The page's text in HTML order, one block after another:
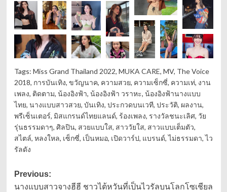
Tags: Miss Grand Thailand 2022, MUKA CARE, MV, The Voice
2018, การบันเทิง, ขวัญนาค, ความสวย, ความเซ็กซี่, ความเท่, งาน
เพลง, ติดตาม, น้องอิงฟ้า, น้องอิงฟ้า วราหะ, น้องอิงฟ้านางแบบ
ไทย, นางแบบสาวสวย, บันเทิง, ประกวดบนเวที, ประวัติ, ผลงาน,
พรีเซ็นเตอร์, มิสแกรนด์ไทยแลนด์, ร้องเพลง, รางวัลชนะเลิศ, วัย
รุ่นธรรมดาๆ, ศิลปิน, สวยแบบใส, สาววัยใส, สาวแบบเต็มตัว,
สไตล์, หลงใหล, เซ็กซี่, เป็นหมอ, เปิดวาร์ป, แบรนด์,ไม่ธรรมดา,ไว
รัลดัง
Post
Previous:
นางแบบสาวจางฮีฮี ชาวไต้หวันที่เป็นไวรัลบนโลกโซเชียล